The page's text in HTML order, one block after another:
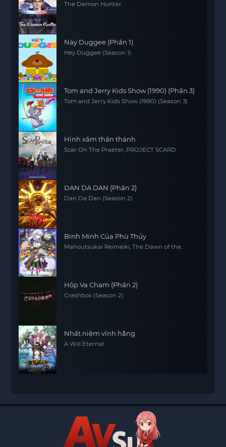
The Demon Hunter
Này Duggee (Phần 1)
Hey Duggee (Season 1)
Tom and Jerry Kids Show (1990) (Phần 3)
Tom and Jerry Kids Show (1990) (Season 3)
Hình xăm thần thánh
Scar On The Praeter, PROJECT SCARD
DAN DA DAN (Phần 2)
Dan Da Dan (Season 2)
Bình Minh Của Phù Thủy
Mahoutsukai Reimeiki, The Dawn of the
Hộp Va Chạm (Phần 2)
Crashbox (Season 2)
Nhất niệm vĩnh hằng
A Will Eternal